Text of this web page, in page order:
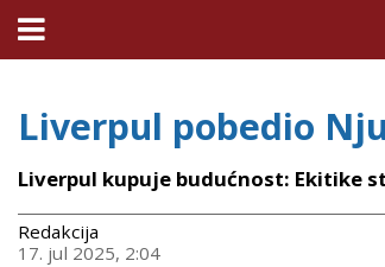
Liverpul pobedio
Liverpul kupuje budućnost: Ekitike
Redakcija
17. jul 2025, 2:04